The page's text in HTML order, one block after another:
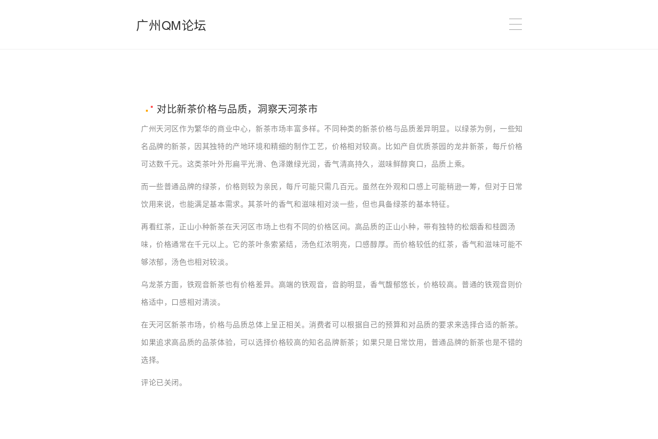
广州QM论坛
对比新茶价格与品质，洞察天河茶市
广州天河区作为繁华的商业中心，新茶市场丰富多样。不同种类的新茶价格与品质差异明显。以绿茶为例，一些知
名品牌的新茶，因其独特的产地环境和精细的制作工艺，价格相对较高。比如产自优质茶园的龙井新茶，每斤价格
可达数千元。这类茶叶外形扁平光滑、色泽嫩绿光润，香气清高持久，滋味鲜醇爽口，品质上乘。
而一些普通品牌的绿茶，价格则较为亲民，每斤可能只需几百元。虽然在外观和口感上可能稍逊一筹，但对于日常
饮用来说，也能满足基本需求。其茶叶的香气和滋味相对淡一些，但也具备绿茶的基本特征。
再看红茶，正山小种新茶在天河区市场上也有不同的价格区间。高品质的正山小种，带有独特的松烟香和桂圆汤
味，价格通常在千元以上。它的茶叶条索紧结，汤色红浓明亮，口感醇厚。而价格较低的红茶，香气和滋味可能不
够浓郁，汤色也相对较淡。
乌龙茶方面，铁观音新茶也有价格差异。高端的铁观音，音韵明显，香气馥郁悠长，价格较高。普通的铁观音则价
格适中，口感相对清淡。
在天河区新茶市场，价格与品质总体上呈正相关。消费者可以根据自己的预算和对品质的要求来选择合适的新茶。
如果追求高品质的品茶体验，可以选择价格较高的知名品牌新茶；如果只是日常饮用，普通品牌的新茶也是不错的
选择。
评论已关闭。